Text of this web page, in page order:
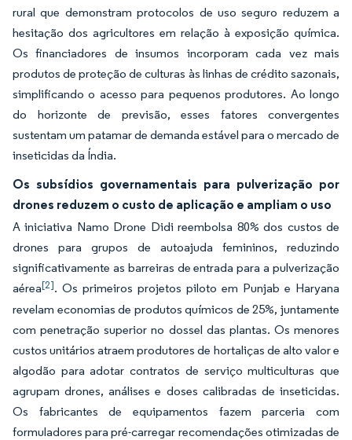
rural que demonstram protocolos de uso seguro reduzem a
hesitação dos agricultores em relação à exposição química.
Os financiadores de insumos incorporam cada vez mais
produtos de proteção de culturas às linhas de crédito sazonais,
simplificando o acesso para pequenos produtores. Ao longo
do horizonte de previsão, esses fatores convergentes
sustentam um patamar de demanda estável para o mercado de
inseticidas da Índia.
Os subsídios governamentais para pulverização por
drones reduzem o custo de aplicação e ampliam o uso
A iniciativa Namo Drone Didi reembolsa 80% dos custos de
drones para grupos de autoajuda femininos, reduzindo
significativamente as barreiras de entrada para a pulverização
aérea[2]. Os primeiros projetos piloto em Punjab e Haryana
revelam economias de produtos químicos de 25%, juntamente
com penetração superior no dossel das plantas. Os menores
custos unitários atraem produtores de hortaliças de alto valor e
algodão para adotar contratos de serviço multiculturas que
agrupam drones, análises e doses calibradas de inseticidas.
Os fabricantes de equipamentos fazem parceria com
formuladores para pré-carregar recomendações otimizadas de